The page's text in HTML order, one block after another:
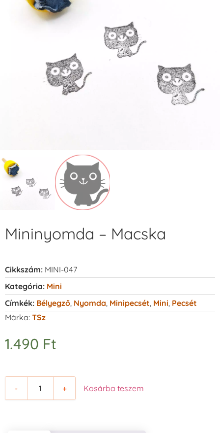
Mininyomda – Macska
Cikkszám: MINI-047
Kategória: Mini
Címkék: Bélyegző Nyomda Minipecsét Mini Pecsét
Márka: TSz
1.490 Ft
- + Kosárba teszem